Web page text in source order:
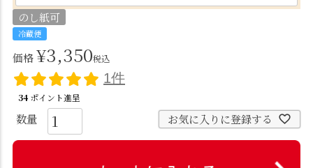
のし紙可
冷蔵便
価格¥3,350税込
1件
34 ポイント進呈
お気に入りに登録する